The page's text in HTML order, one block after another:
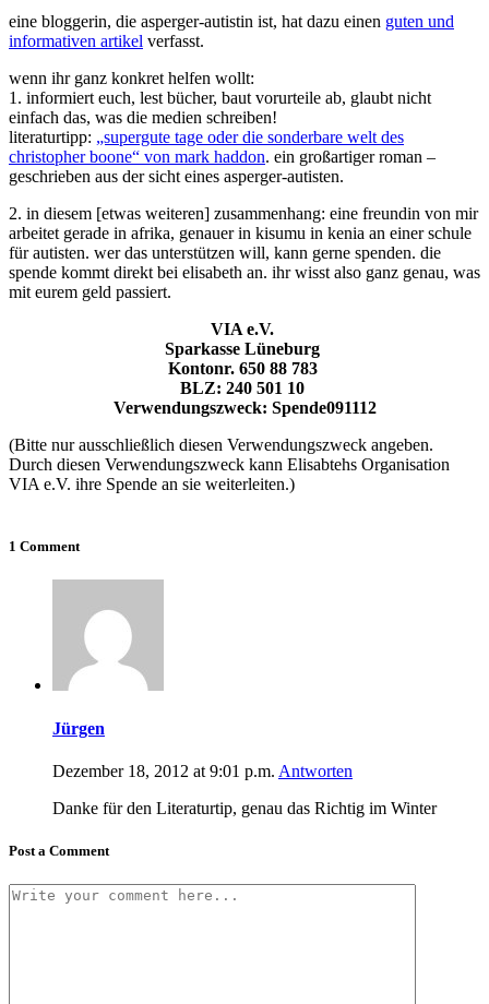
eine bloggerin, die asperger-autistin ist, hat dazu einen guten und
informativen artikel verfasst.
wenn ihr ganz konkret helfen wollt:
1. informiert euch, lest bücher, baut vorurteile ab, glaubt nicht
einfach das, was die medien schreiben!
literaturtipp: „supergute tage oder die sonderbare welt des
christopher boone“ von mark haddon. ein großartiger roman –
geschrieben aus der sicht eines asperger-autisten.
2. in diesem [etwas weiteren] zusammenhang: eine freundin von mir
arbeitet gerade in afrika, genauer in kisumu in kenia an einer schule
für autisten. wer das unterstützen will, kann gerne spenden. die
spende kommt direkt bei elisabeth an. ihr wisst also ganz genau, was
mit eurem geld passiert.
VIA e.V.
Sparkasse Lüneburg
Kontonr. 650 88 783
BLZ: 240 501 10
Verwendungszweck: Spende091112
(Bitte nur ausschließlich diesen Verwendungszweck angeben.
Durch diesen Verwendungszweck kann Elisabtehs Organisation
VIA e.V. ihre Spende an sie weiterleiten.)
1 Comment
Jürgen
Dezember 18, 2012 at 9:01 p.m. Antworten
Danke für den Literaturtip, genau das Richtig im Winter
Post a Comment